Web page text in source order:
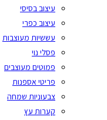
עיצוב בסיסי
עיצוב כפרי
עששיות מעוצבות
פסלי נוי
פמוטים מעוצבים
פריטי אספנות
צבעוניות שמחה
קערות עץ